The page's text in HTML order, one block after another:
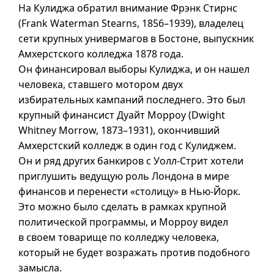
На Кулиджа обратил внимание Фрэнк Стирнс
(Frank Waterman Stearns, 1856–1939), владелец
сети крупных универмагов в Бостоне, выпускник
Амхерстского колледжа 1878 года.
Он финансировал выборы Кулиджа, и он нашел
человека, ставшего мотором двух
избирательных кампаний последнего. Это был
крупный финансист Дуайт Морроу (Dwight
Whitney Morrow, 1873–1931), окончивший
Амхерстский колледж в один год с Кулиджем.
Он и ряд других банкиров с Уолл-Стрит хотели
приглушить ведущую роль Лондона в мире
финансов и перенести «столицу» в Нью-Йорк.
Это можно было сделать в рамках крупной
политической программы, и Морроу видел
в своем товарище по колледжу человека,
который не будет возражать против подобного
замысла.